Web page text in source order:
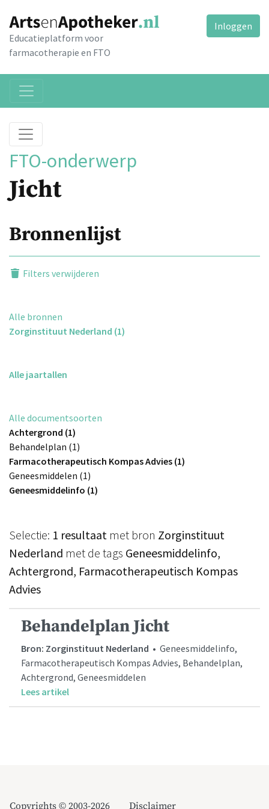
Educatieplatform voor
farmacotherapie en FTO
Inloggen
FTO-onderwerp
Jicht
Bronnenlijst
Filters verwijderen
Alle bronnen
Zorginstituut Nederland (1)
Alle jaartallen
Alle documentsoorten
Achtergrond (1)
Behandelplan (1)
Farmacotherapeutisch Kompas Advies (1)
Geneesmiddelen (1)
Geneesmiddelinfo (1)
Selectie: 1 resultaat met bron Zorginstituut
Nederland met de tags Geneesmiddelinfo,
Achtergrond, Farmacotherapeutisch Kompas
Advies
Behandelplan Jicht
Bron: Zorginstituut Nederland • Geneesmiddelinfo,
Farmacotherapeutisch Kompas Advies, Behandelplan,
Achtergrond, Geneesmiddelen
Lees artikel
Copyrights © 2003-2026 Disclaimer